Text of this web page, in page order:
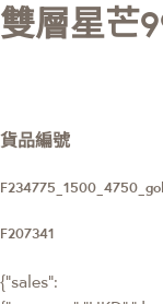
雙層星芒
貨品編號
F207341
{"sales":